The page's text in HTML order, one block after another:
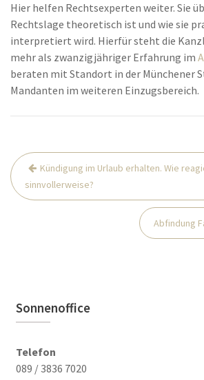
Hier helfen Rechtsexperten weiter. Sie
Rechtslage theoretisch ist und wie sie
interpretiert wird. Hierfür steht die
mehr als zwanzigjähriger Erfahrung im
beraten mit Standort in der Münchener
Mandanten im weiteren Einzugsbereich.
Beitrags-
Navigation
Kündigung im Urlaub erhalten. Wie
sinnvollerweise?
Abfindung
Sonnenoffice
Telefon
089 / 3836 7020